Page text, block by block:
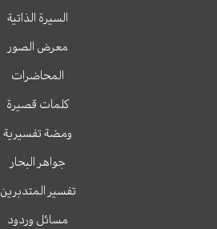
السيرة الذاتية
معرض الصور
المحاضرات
كلمات قصيرة
ومضة تفسيرية
جواهر البحار
تفسير المتدبرين
مسائل وردود